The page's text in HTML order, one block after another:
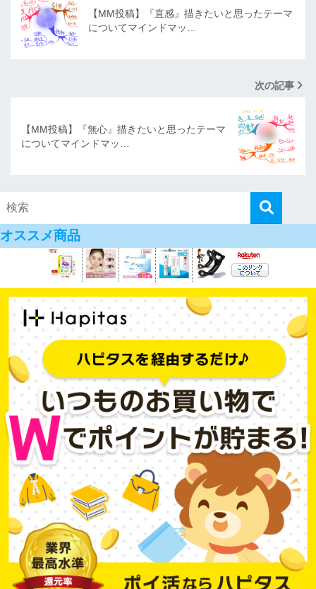
【MM投稿】『直感』描きたいと思ったテーマ
についてマインドマッ…
次の記事
【MM投稿】『無心』描きたいと思ったテーマ
についてマインドマッ…
オススメ商品